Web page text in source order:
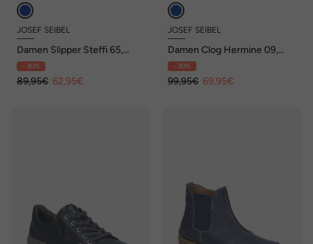
JOSEF SEIBEL
Damen Slipper Steffi 65,
ocean-kombi
- 30%
89,95€ 62,95€
JOSEF SEIBEL
Damen Clog Hermine 09,
ocean
- 30%
99,95€ 69,95€